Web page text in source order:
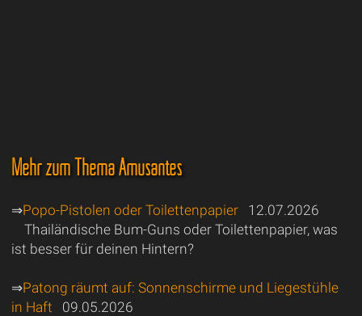
Mehr zum Thema Amüsantes
⇒Popo-Pistolen oder Toilettenpapier12.07.2026
Thailändische Bum-Guns oder Toilettenpapier, was
ist besser für deinen Hintern?
⇒Patong räumt auf: Sonnenschirme und Liegestühle
in Haft 09.05.2026